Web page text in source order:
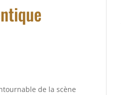
de la scène